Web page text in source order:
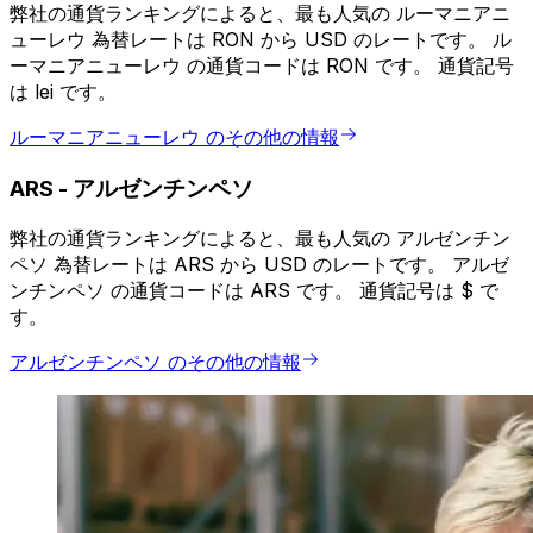
弊社の通貨ランキングによると、最も人気の ルーマニアニ
ューレウ 為替レートは RON から USD のレートです。 ル
ーマニアニューレウ の通貨コードは RON です。 通貨記号
は lei です。
ルーマニアニューレウ のその他の情報
ARS - アルゼンチンペソ
弊社の通貨ランキングによると、最も人気の アルゼンチン
ペソ 為替レートは ARS から USD のレートです。 アルゼ
ンチンペソ の通貨コードは ARS です。 通貨記号は $ で
す。
アルゼンチンペソ のその他の情報